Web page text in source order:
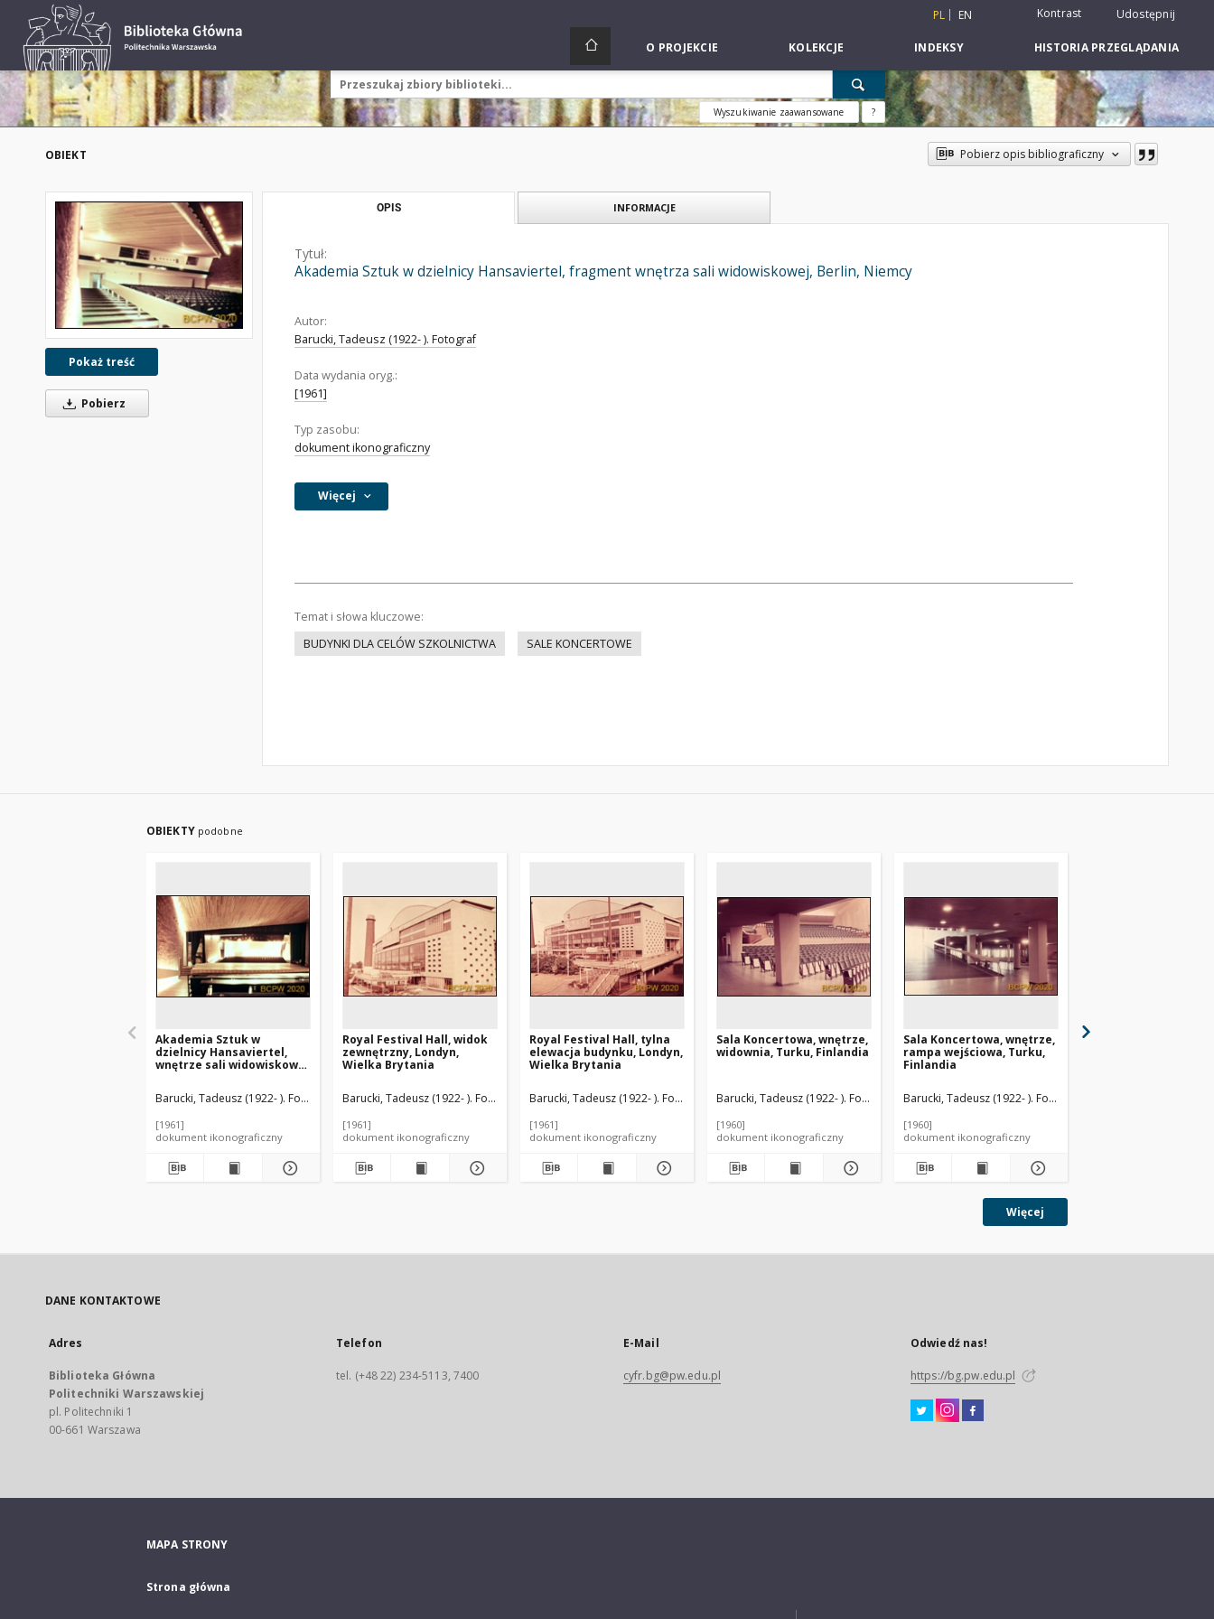
PL EN Kontrast Udostępnij
O PROJEKCIE KOLEKCJE INDEKSY HISTORIA PRZEGLĄDANIA
Wyszukiwanie zaawansowane ?
OBIEKT Pobierz opis bibliograficzny
Pokaż treść
Pobierz
OPIS INFORMACJE
Tytuł:
Akademia Sztuk w dzielnicy Hansaviertel, fragment wnętrza sali widowiskowej, Berlin, Niemcy
Autor:
Barucki, Tadeusz (1922- ). Fotograf
Data wydania oryg.:
[1961]
Typ zasobu:
dokument ikonograficzny
Więcej
Temat i słowa kluczowe:
BUDYNKI DLA CELÓW SZKOLNICTWA
SALE KONCERTOWE
OBIEKTY podobne
Akademia Sztuk w
dzielnicy Hansaviertel,
wnętrze sali widowiskowej
Berlin, Niemcy
Barucki, Tadeusz (1922- ). Fotograf Düttmann, Werner (1921-1983). Architekt Schumann, Sabine Architekt
[1961]
dokument ikonograficzny
Royal Festival Hall, widok
zewnętrzny, Londyn,
Wielka Brytania
Barucki, Tadeusz (1922- ). Fotograf Matthew, Robert Hogg (1906-1975). Architekt Martin, Leslie (1908- ). Architekt
[1961]
dokument ikonograficzny
Royal Festival Hall, tylna
elewacja budynku, Londyn,
Wielka Brytania
Barucki, Tadeusz (1922- ). Fotograf Matthew, Robert Hogg (1906-1975). Architekt Martin, Leslie (1908- ). Architekt
[1961]
dokument ikonograficzny
Sala Koncertowa, wnętrze,
widownia, Turku, Finlandia
Barucki, Tadeusz (1922- ). Fotograf Luukkonen, Risto-Veikko (1902-1972). Architekt
[1960]
dokument ikonograficzny
Sala Koncertowa, wnętrze,
rampa wejściowa, Turku,
Finlandia
Barucki, Tadeusz (1922- ). Fotograf
[1960]
dokument ikonograficzny
Więcej
DANE KONTAKTOWE
Adres
Biblioteka Główna
Politechniki Warszawskiej
pl. Politechniki 1
00-661 Warszawa
Telefon
tel. (+48 22) 234-5113, 7400
E-Mail
cyfr.bg@pw.edu.pl
Odwiedź nas!
https://bg.pw.edu.pl
MAPA STRONY
Strona główna